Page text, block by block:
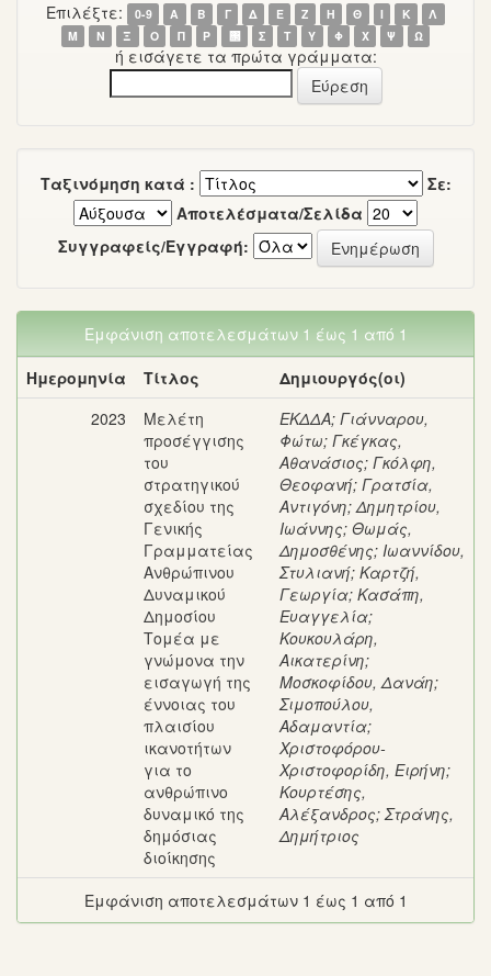
Επιλέξτε: 0-9 Α Β Γ Δ Ε Ζ Η Θ Ι Κ
Λ
Μ
Ν Ξ Ο Π Ρ ΢ Σ Τ Υ Φ Χ Ψ Ω
ή εισάγετε τα πρώτα γράμματα:
Ταξινόμηση κατά :
Σε:
Αποτελέσματα/Σελίδα
Συγγραφείς/Εγγραφή:
Εμφάνιση αποτελεσμάτων 1 έως 1 από 1
Ημερομηνία
Τίτλος
Δημιουργός(οι)
2023
Μελέτη
προσέγγισης
του
στρατηγικού
σχεδίου της
Γενικής
Γραμματείας
Ανθρώπινου
Δυναμικού
Δημοσίου
Τομέα με
γνώμονα την
εισαγωγή της
έννοιας του
πλαισίου
ικανοτήτων
για το
ανθρώπινο
δυναμικό της
δημόσιας
διοίκησης
ΕΚΔΔΑ; Γιάνναρου,
Φώτω; Γκέγκας,
Αθανάσιος; Γκόλφη,
Θεοφανή; Γρατσία,
Αντιγόνη;Δημητρίου,
Ιωάννης; Θωμάς,
Δημοσθένης; Ιωαννίδου,
Στυλιανή; Καρτζή,
Γεωργία; Κασάπη,
Ευαγγελία;
Κουκουλάρη,
Αικατερίνη;
Μοσκοφίδου, Δανάη;
Σιμοπούλου,
Αδαμαντία;
Χριστοφόρου-
Χριστοφορίδη, Ειρήνη;
Κουρτέσης,
Αλέξανδρος;Στράνης,
Δημήτριος
Εμφάνιση αποτελεσμάτων 1 έως 1 από 1